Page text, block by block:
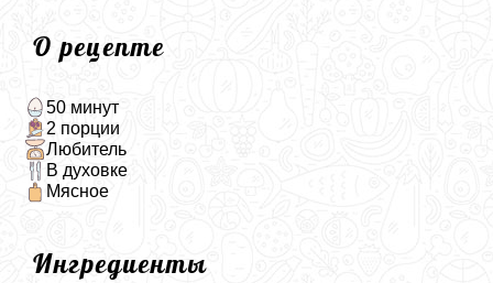
О рецепте
50 минут
2 порции
Любитель
В духовке
Мясное
Ингредиенты